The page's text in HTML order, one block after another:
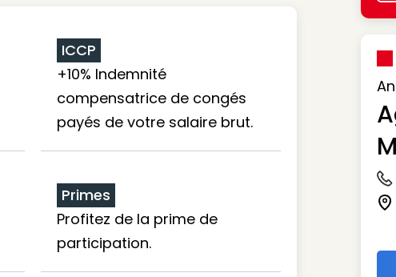
ICCP
+10% Indemnité
compensatrice de congés
payés de votre salaire brut.
Primes
Profitez de la prime de
participation.